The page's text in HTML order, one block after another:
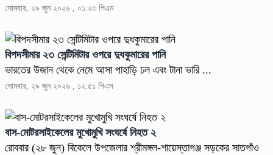
সোমবার, ২৯ জুন ২০২৬ , ০১:২৩ পিএম
বিপদসীমার ২৩ সেন্টিমিটার ওপরে দুধকুমারের পানি
ভারতের উজান থেকে নেমে আসা পাহাড়ি ঢল এবং টানা ভারি ...
সোমবার, ২৯ জুন ২০২৬ , ১২:৫১ পিএম
বাস-মোটরসাইকেলের মুখোমুখি সংঘর্ষে নিহত ২
রোববার (২৮ জুন) বিকেলে উপজেলার শ্রীমঙ্গল-শায়েস্তাগঞ্জ সড়কের সাতগাঁও